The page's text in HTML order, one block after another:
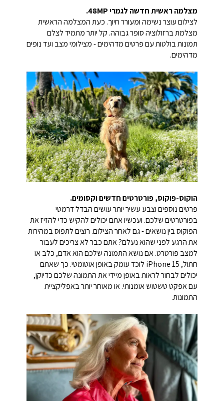
מצלמה ראשית חדשה לגמרי 48MP.
לצילום עוצר נשימה ומעורר חיוך. כעת המצלמה הראשית
מצלמת ברזולוציה סופר גבוהה. קל יותר מתמיד לצלם
תמונות בולטות עם פרטים מדהימים - מצילומי מצב ועד נופים
מדהימים.
הוקוס-פוקוס, פורטרטים חדשים וקסומים.
פרטים נוספים וצבע עשיר יותר עושים הבדל דרמטי
בפורטרטים שלכם. ועכשיו אתם יכולים להקיש כדי להזיז את
הפוקוס בין נושאים - גם לאחר הצילום. רוצים לתפוס במהירות
את הרגע לפני שהוא נעלם? אתם כבר לא צריכים לעבור
למצב פורטרט. אם נושא התמונה שלכם הוא אדם, כלב או
חתול, iPhone 15 לוכד עומק באופן אוטומטי. כך שאתם
יכולים לבחור לראות באופן מיידי את התמונה שלכם כדיוקן,
עם אפקט טשטוש אומנותי. או מאוחר יותר באפליקציית
התמונות.